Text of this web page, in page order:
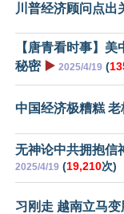
川普经济顾问点出
【唐青看时事】
秘密 ▶️ 2025/4/19 (
中国经济极糟糕 老
无神论中共拥抱信
2025/4/19 (19,210次)
习刚走 越南立马